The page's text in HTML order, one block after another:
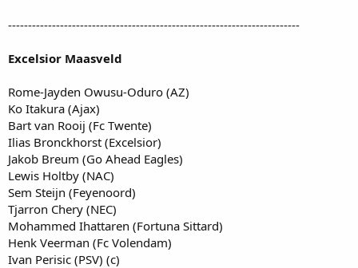
-------------------------------------------------------------------------
Excelsior Maasveld
Rome-Jayden Owusu-Oduro (AZ)
Ko Itakura (Ajax)
Bart van Rooij (Fc Twente)
Ilias Bronckhorst (Excelsior)
Jakob Breum (Go Ahead Eagles)
Lewis Holtby (NAC)
Sem Steijn (Feyenoord)
Tjarron Chery (NEC)
Mohammed Ihattaren (Fortuna Sittard)
Henk Veerman (Fc Volendam)
Ivan Perisic (PSV) (c)